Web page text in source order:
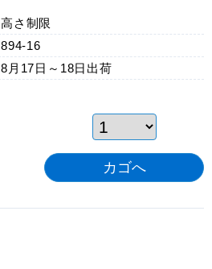
高さ制限
894-16
8月17日～18日 出荷